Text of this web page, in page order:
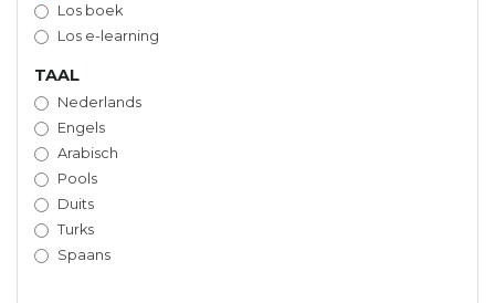
Los boek
Los e-learning
TAAL
Nederlands
Engels
Arabisch
Pools
Duits
Turks
Spaans